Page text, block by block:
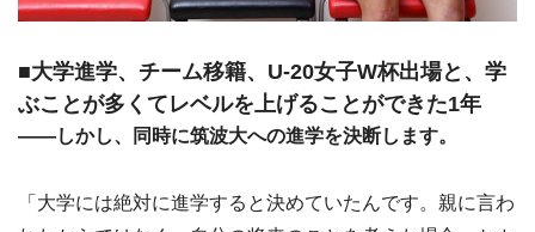
■大学進学、チーム移籍、U-20女子W杯出場と、学
ぶことが多くてレベルを上げることができた1年
――しかし、同時に筑波大への進学を決断します。
「大学には絶対に進学すると決めていたんです。親に言わ